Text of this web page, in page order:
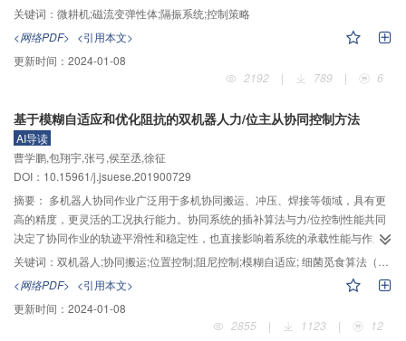
型磁流变弹性体隔振器结构，进而建立隔振系统的数学模型，研究刚度和阻尼
对系统稳定性的影响。根据磁流变弹性体的性质，建立变刚度和阻尼的控制策
略，搭建Simulink仿真模型，采用PID控制、开关控制和未加控制进行仿真分
析，通过仿真结果检验控制效果。结果表明：阶跃输入时，PID控制系统的位移
和速度响应能够迅速趋于稳定，开关控制的最大位移幅值是PID控制的2倍，最
最长，幅值也最大；多频正弦输入时，未加控制的位移幅值是开关控制的5倍
多，是PID控制系统的10倍左右，速度幅值是开关控制的7倍左右，而开关控制
的速度幅值略大于PID控制的速度幅值；随机输入时，开关控制的位移幅值整体
上小于未加控制，PID控制的位移幅值整体小于开关控制，且其位移曲线最平
滑，速度曲线PID控制波动最小，开关控制次之，未加控制波动最大；混合输入
时，未加控制的位移和速度幅值分别是开关控制的4倍和7倍左右，开关控制的
位移和速度幅值是PID控制的2倍左右，PID控制的位移和速度波动最小。综上
所述：PID控制策略简单，控制效果最好，为后续工作的控制器开发和实验验证
关键词： 微耕机;磁流变弹性体;隔振系统;控制策略
<网络PDF> <引用本文>
更新时间： 2024-01-08
2192
| 789 | 6
基于模糊自适应和优化阻抗的双机器人力/位主从协同控制方法
AI导读
曹学鹏,包翔宇,张弓,侯至丞,徐征
DOI：10.15961/j.jsuese.201900729
摘要： 多机器人协同作业广泛用于多机协同搬运、冲压、焊接等领域，具有更
高的精度，更灵活的工况执行能力。协同系统的插补算法与力/位控制性能共同
决定了协同作业的轨迹平滑性和稳定性，也直接影响着系统的承载性能与作业
质量。作者针对双机器人协同搬运过程中的力/位控制技术展开了研究。首先，
分析了双机器人协同搬运工况的夹持特征和受力状态，建立了协同搬运系统的
理想数学模型。接着，依据主从机器人2阶阻尼系统的数学模型，采用双机器人
主从协同控制模式，分别设计力/位控制策略；提出主机器人采用基于理想位置
的优化模糊自整定位置控制，从机器人采用基于主机器人位置偏差的优化细菌
关键词： 双机器人;协同搬运;位置控制;阻尼控制;模糊自适应; 细菌觅食算法（BFA）
<网络PDF> <引用本文>
更新时间： 2024-01-08
2855
| 1123 | 12